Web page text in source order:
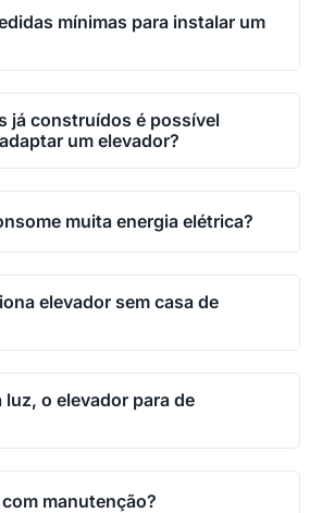
mínimas para instalar um
já construídos é possível
um elevador?
muita energia elétrica?
elevador sem casa de
luz, o elevador para de
manutenção?